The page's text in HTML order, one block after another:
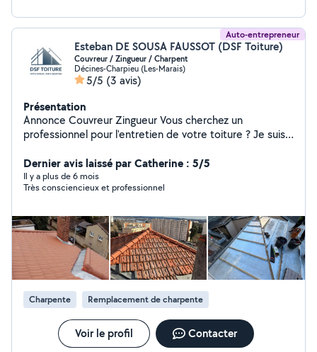
Auto-entrepreneur
Esteban DE SOUSA FAUSSOT (DSF Toiture)
Couvreur / Zingueur / Charpent
Décines-Charpieu (Les-Marais)
5/5 (3 avis)
Présentation
Annonce Couvreur Zingueur Vous cherchez un
professionnel pour l'entretien de votre toiture ? Je suis
nettoyage de toiture La réparation et l'installation de
gouttières Tous types de travaux de zinguerie Travail
soigné, rapide et efficace ! N'hésitez pas à me
d'intervention. À bientôt pour vos travaux !
Dernier avis laissé par Catherine : 5/5
Il y a plus de 6 mois
Très consciencieux et professionnel
Charpente Remplacement de charpente
Voir le profil Contacter